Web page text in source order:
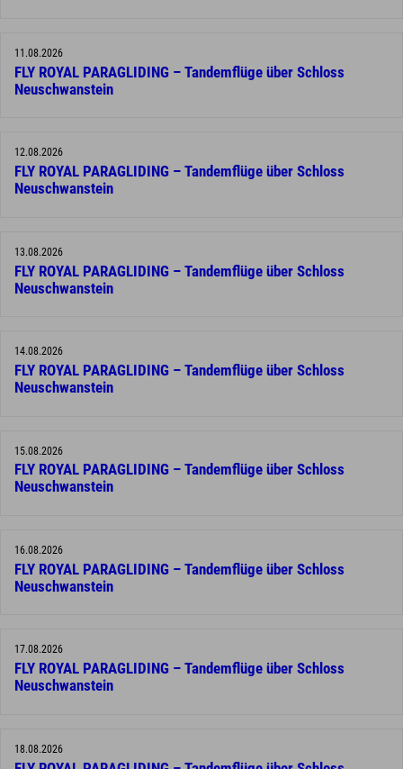
11.08.2026
FLY ROYAL PARAGLIDING – Tandemflüge über Schloss
Neuschwanstein
12.08.2026
FLY ROYAL PARAGLIDING – Tandemflüge über Schloss
Neuschwanstein
13.08.2026
FLY ROYAL PARAGLIDING – Tandemflüge über Schloss
Neuschwanstein
14.08.2026
FLY ROYAL PARAGLIDING – Tandemflüge über Schloss
Neuschwanstein
15.08.2026
FLY ROYAL PARAGLIDING – Tandemflüge über Schloss
Neuschwanstein
16.08.2026
FLY ROYAL PARAGLIDING – Tandemflüge über Schloss
Neuschwanstein
17.08.2026
FLY ROYAL PARAGLIDING – Tandemflüge über Schloss
Neuschwanstein
18.08.2026